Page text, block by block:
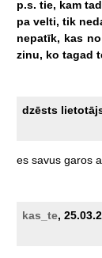
p.s. tie, kam
pa velti, tik
nepatīk, kas no
zinu, ko tagad
dzēsts
es savus garos
kas_te,